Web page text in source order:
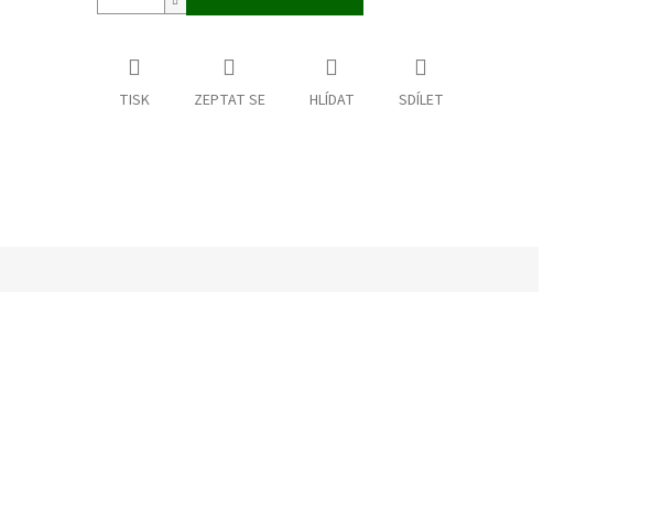
TISK ZEPTAT SE HLÍDAT SDÍLET